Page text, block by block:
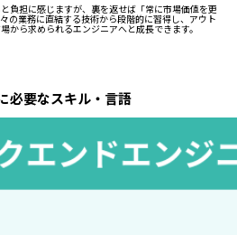
負担に感じますが、裏を返せば「常に市場価値を更
の業務に直結する技術から段階的に習得し、アウト
から求められるエンジニアへと成長できます。
必要なスキル・言語